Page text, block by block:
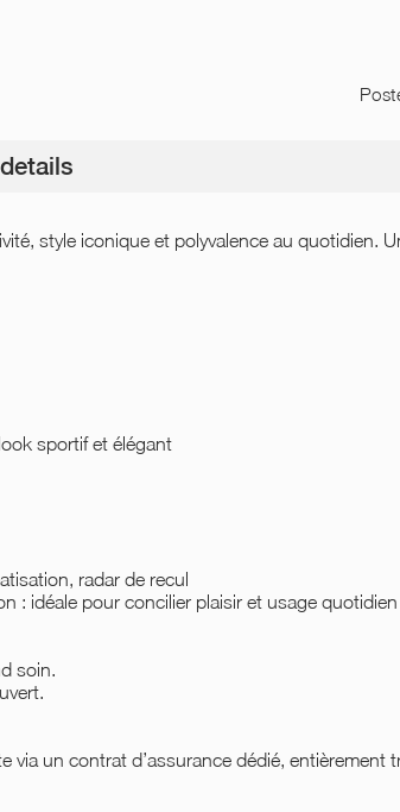
style iconique et polyvalence au quotidien.
sportif et élégant
radar de recul
: idéale pour concilier plaisir et usage quotidien
soin.
via un contrat d’assurance dédié, entièrement